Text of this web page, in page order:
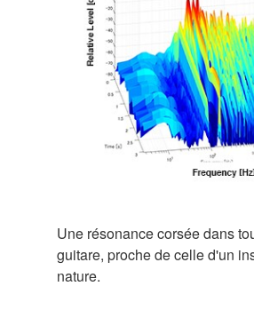
Une résonance corsée dans
guitare, proche de celle d'un
nature.